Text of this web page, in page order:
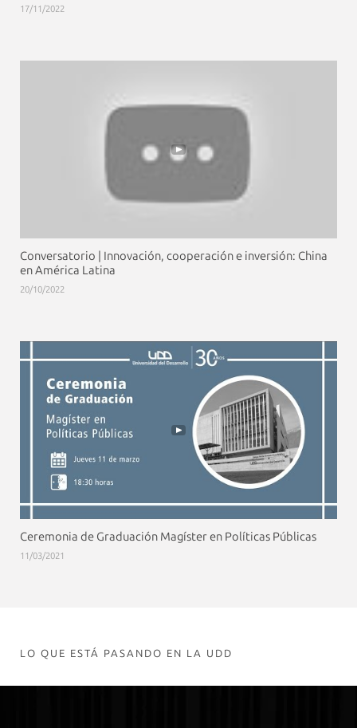
17/11/2022
Conversatorio | Innovación, cooperación e inversión: China
en América Latina
20/10/2022
Ceremonia de Graduación Magíster en Políticas Públicas
11/03/2021
LO QUE ESTÁ PASANDO EN LA UDD